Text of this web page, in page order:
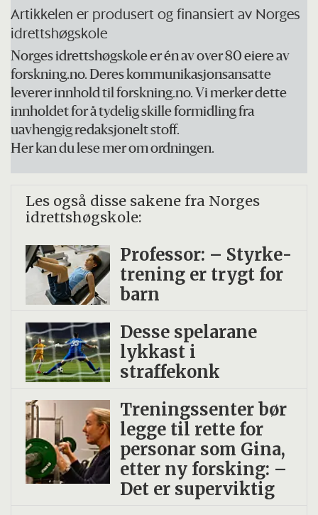
Artikkelen er produsert og finansiert av Norges
idrettshøgskole
Norges idrettshøgskole er én av over 80 eiere av
forskning.no. Deres kommunikasjonsansatte
leverer innhold til forskning.no. Vi merker dette
innholdet for å tydelig skille formidling fra
uavhengig redaksjonelt stoff.
Her kan du lese mer om ordningen.
Les også disse sakene fra Norges
idrettshøgskole:
Professor: – Styrke­
trening er trygt for
barn
Desse spelarane
lykkast i
straffekonk
Treningssenter bør
legge til rette for
personar som Gina,
etter ny forsking: –
Det er superviktig